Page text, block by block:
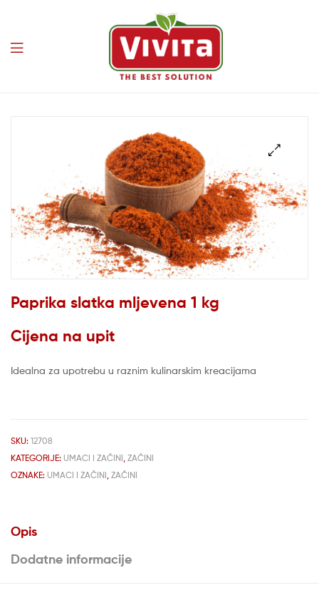
🔍
Paprika slatka mljevena 1 kg
Cijena na upit
Idealna za upotrebu u raznim kulinarskim kreacijama
SKU: 12708
KATEGORIJE: UMACI I ZAČINI ZAČINI
OZNAKE: UMACI I ZAČINI ZAČINI
Opis
Dodatne informacije